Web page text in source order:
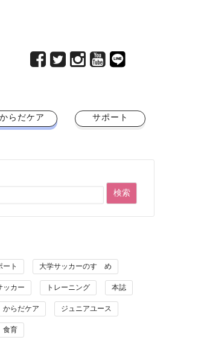
からだケア サポート
ート 大学サッカーのすゝめ
ッカー トレーニング 本誌
からだケア ジュニアユース
食育